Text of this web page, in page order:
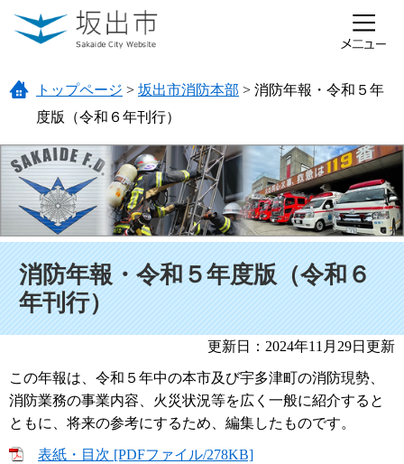
ページの先頭です。
メニューを飛ばして本文へ
トップページ > 坂出市消防本部 > 消防年報・令和５年
度版（令和６年刊行）
消防年報・令和５年度版（令和６
年刊行）
更新日：2024年11月29日更新
この年報は、令和５年中の本市及び宇多津町の消防現勢、
消防業務の事業内容、火災状況等を広く一般に紹介すると
ともに、将来の参考にするため、編集したものです。
表紙・目次 [PDFファイル/278KB]